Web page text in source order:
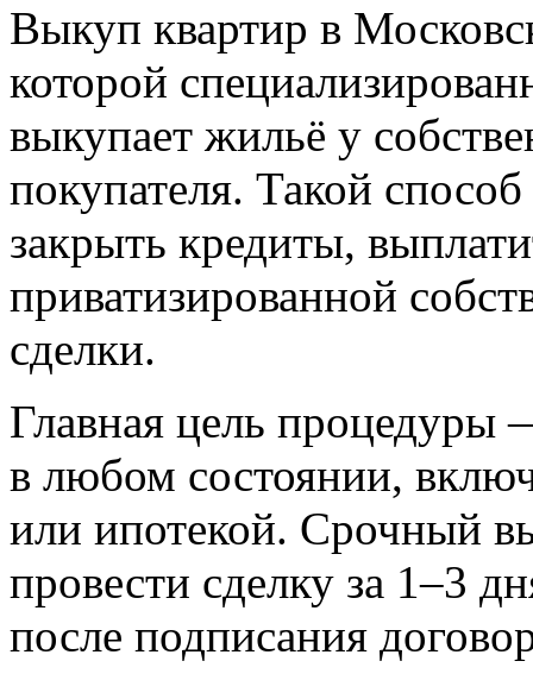
Выкуп квартир в
которой
выкупает жильё у
покупателя. Такой
закрыть кредиты,
приватизированной
сделки.
Главная цель процедуры
в любом состоянии,
или ипотекой. Срочный
провести сделку за 1–3
после подписания